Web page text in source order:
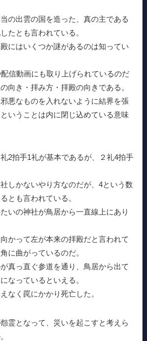
の出雲の国を造った、真の主である
たとも言われている。
にはいくつか謎があるのは知ってい
信動画にも取り上げられているのだ
向き・拝み方・拝殿の向きである。
悪なものを入れないように結界を張
いうことは内に閉じ込めている意味
2拍手1礼が基本であるが、２礼4拍手
しかないやり方なのだが、4という数
とも言われている。
いの神社が鳥居から一直線上にあり
かって左が本来の拝殿だと言われて
に曲がっているのだ。
真っ直ぐ参道を通り、鳥居から出て
なっているといえる。
なく罠にかかり死亡した。
霊となって、災いを起こすと考えら